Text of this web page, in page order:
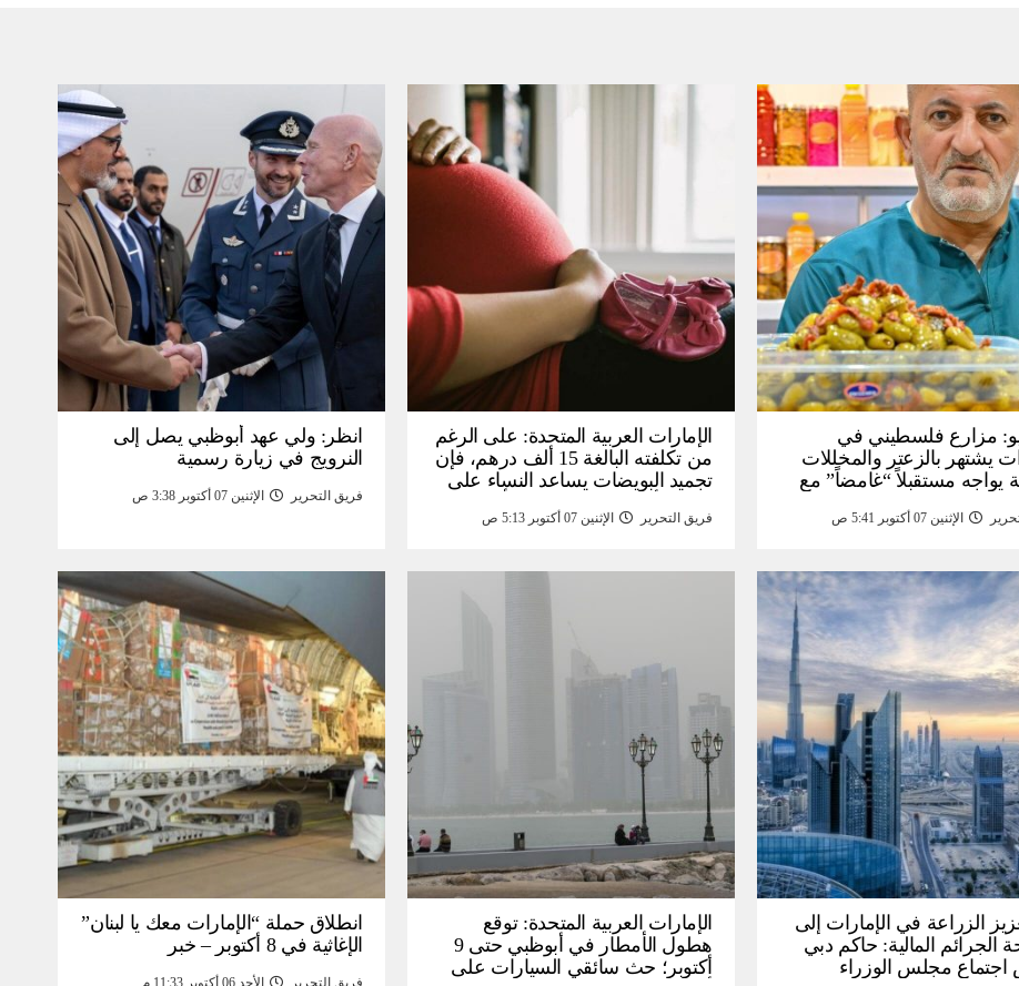
مزارع فلسطيني في
يشتهر بالزعتر والمخللات
يواجه مستقبلاً “غامضاً” ​​مع
الإثنين 07 أكتوبر 5:41 ص
الإمارات العربية المتحدة: على الرغم
من تكلفته البالغة 15 ألف درهم، فإن
تجميد البويضات يساعد النساء على
أخبار
فريق التحرير الإثنين 07 أكتوبر 5:13 ص
انظر: ولي عهد أبوظبي يصل إلى
النرويج في زيارة رسمية
فريق التحرير الإثنين 07 أكتوبر 3:38 ص
الزراعة في الإمارات إلى
الجرائم المالية: حاكم دبي
اجتماع مجلس الوزراء
الإمارات العربية المتحدة: توقع
هطول الأمطار في أبوظبي حتى 9
أكتوبر؛ حث سائقي السيارات على
انطلاق حملة “الإمارات معك يا لبنان”
الإغاثية في 8 أكتوبر – خبر